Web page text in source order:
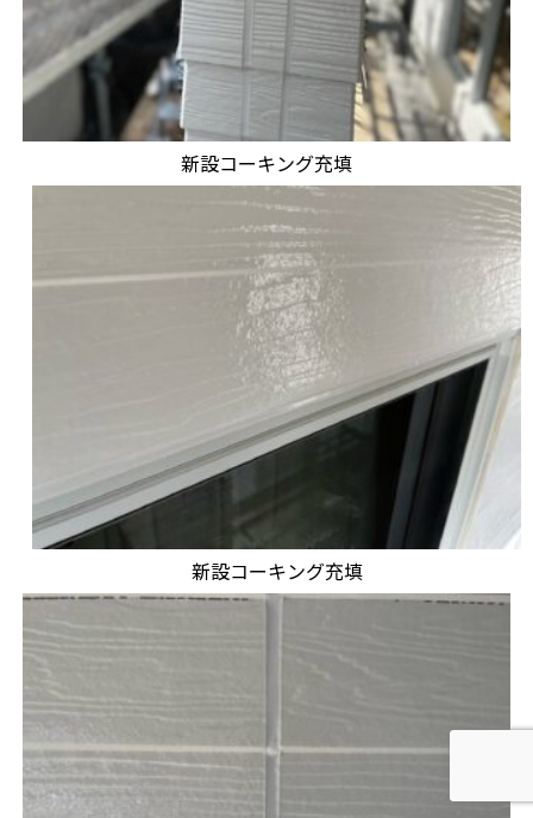
新設コーキング充填
新設コーキング充填